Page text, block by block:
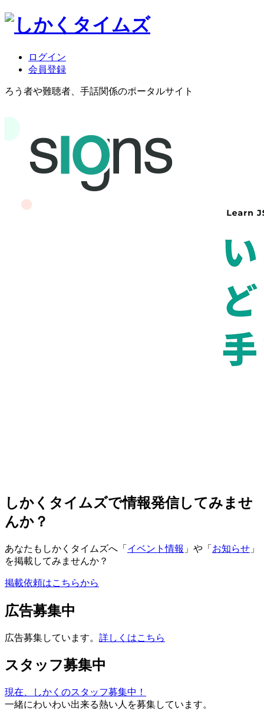
ログイン
会員登録
ろう者や難聴者、手話関係のポータルサイト
しかくタイムズで情報発信してみませ
んか？
あなたもしかくタイムズへ「 イベント情報 」や「 お知らせ 」
を掲載してみませんか？
掲載依頼はこちらから
広告募集中
広告募集しています。 詳しくはこちら
スタッフ募集中
現在、しかくのスタッフ募集中！
一緒にわいわい出来る熱い人を募集しています。